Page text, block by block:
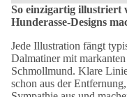
So einzigartig illustriert
Hunderasse-Designs
Jede Illustration fängt
Dalmatiner mit
Schmollmund. Klare
schon aus der